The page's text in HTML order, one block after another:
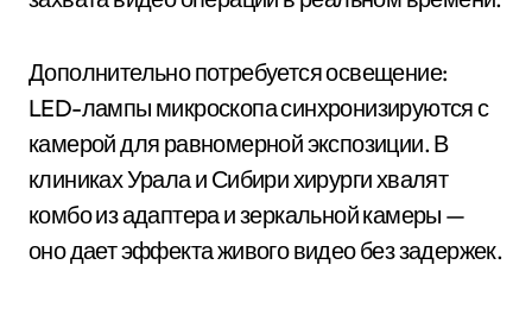
Дополнительно потребуется освещение:
LED-лампы микроскопа синхронизируются с
камерой для равномерной экспозиции. В
клиниках Урала и Сибири хирурги хвалят
комбо из адаптера и зеркальной камеры —
оно дает эффекта живого видео без задержек.